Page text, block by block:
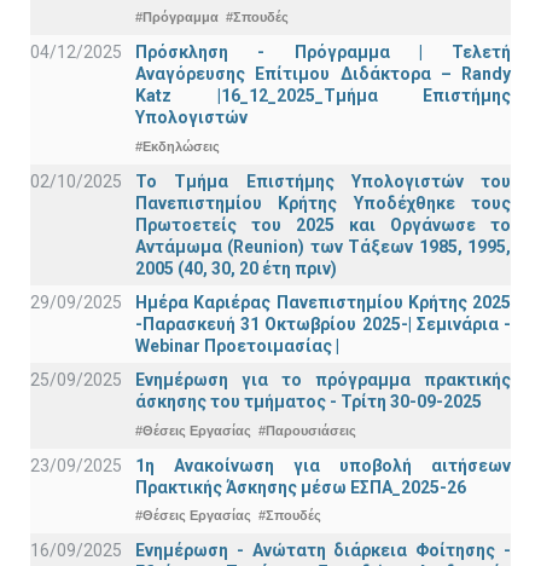
#Πρόγραμμα #Σπουδές
04/12/2025
Πρόσκληση - Πρόγραμμα | Τελετή
Αναγόρευσης Επίτιμου Διδάκτορα – Randy
Katz |16_12_2025_Τμήμα Επιστήμης
Υπολογιστών
#Εκδηλώσεις
02/10/2025
Το Τμήμα Επιστήμης Υπολογιστών του
Πανεπιστημίου Κρήτης Υποδέχθηκε τους
Πρωτοετείς του 2025 και Οργάνωσε το
Αντάμωμα (Reunion) των Τάξεων 1985, 1995,
2005 (40, 30, 20 έτη πριν)
29/09/2025
Ημέρα Καριέρας Πανεπιστημίου Κρήτης 2025
-Παρασκευή 31 Οκτωβρίου 2025-| Σεμινάρια -
Webinar Προετοιμασίας |
25/09/2025
Ενημέρωση για το πρόγραμμα πρακτικής
άσκησης του τμήματος - Τρίτη 30-09-2025
#Θέσεις Εργασίας #Παρουσιάσεις
23/09/2025
1η Ανακοίνωση για υποβολή αιτήσεων
Πρακτικής Άσκησης μέσω ΕΣΠΑ_2025-26
#Θέσεις Εργασίας #Σπουδές
16/09/2025
Ενημέρωση - Ανώτατη διάρκεια Φοίτησης -